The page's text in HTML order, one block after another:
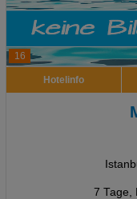
16
Hotelinfo
7 Tage,